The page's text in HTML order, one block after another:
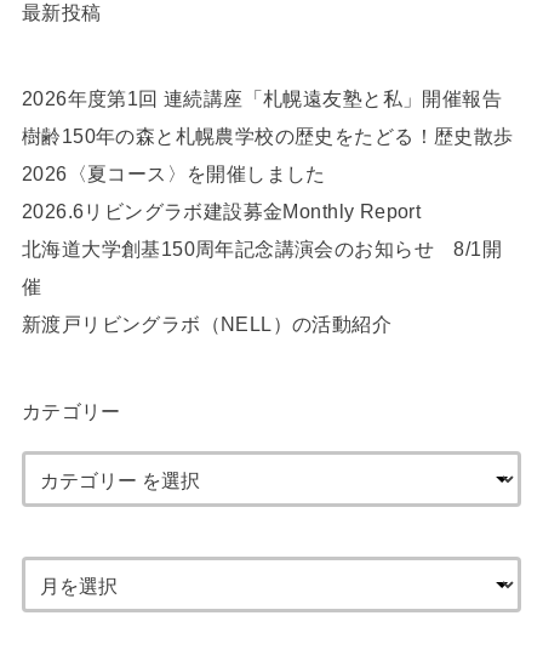
最新投稿
2026年度第1回 連続講座「札幌遠友塾と私」開催報告
樹齢150年の森と札幌農学校の歴史をたどる！歴史散歩
2026〈夏コース〉を開催しました
2026.6リビングラボ建設募金Monthly Report
北海道大学創基150周年記念講演会のお知らせ 8/1開
催
新渡戸リビングラボ（NELL）の活動紹介
カテゴリー